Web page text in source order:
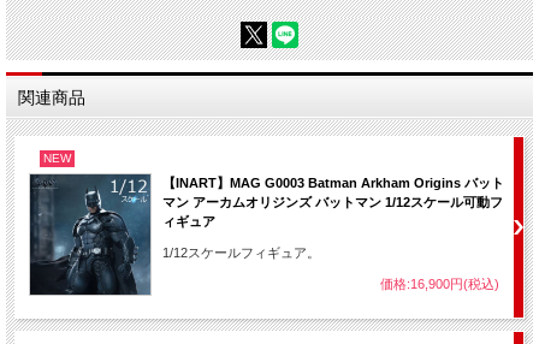
関連商品
NEW
【INART】MAG G0003 Batman Arkham Origins バット
マン アーカムオリジンズ バットマン 1/12スケール可動フ
ィギュア
1/12スケールフィギュア。
価格:16,900円(税込)